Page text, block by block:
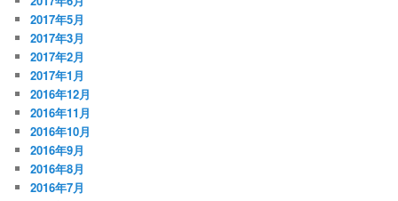
2017年5月
2017年3月
2017年2月
2017年1月
2016年12月
2016年11月
2016年10月
2016年9月
2016年8月
2016年7月